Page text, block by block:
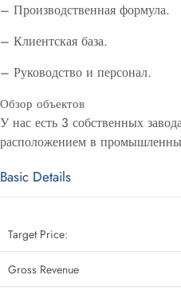
– Производственная формула.
– Клиентская база.
– Руководство и персонал.
Обзор объектов
У нас есть 3 собственных
расположением в
Basic Details
Target Price:
Gross Revenue